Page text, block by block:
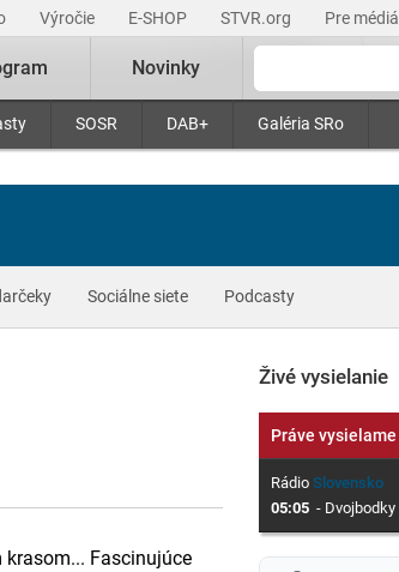
Výročie E-SHOP STVR.org Pre médiá
SOSR DAB+ Galéria SRo
Novinky
Sociálne siete Podcasty
Fascinujúce
Živé vysielanie
Práve vysielame
RádioSlovensko
05:05 - Dvojbodky